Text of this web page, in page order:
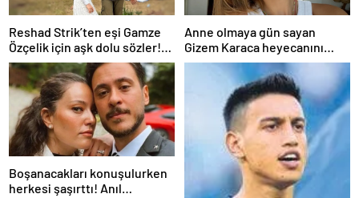
Reshad Strik’ten eşi Gamze
Özçelik için aşk dolu sözler!
“Benim cennetim…”
Anne olmaya gün sayan
Gizem Karaca heyecanını
paylaştı! “Senelerdir annelik
yapıyorum ama bu sene
Boşanacakları konuşulurken
herkesi şaşırttı! Anıl